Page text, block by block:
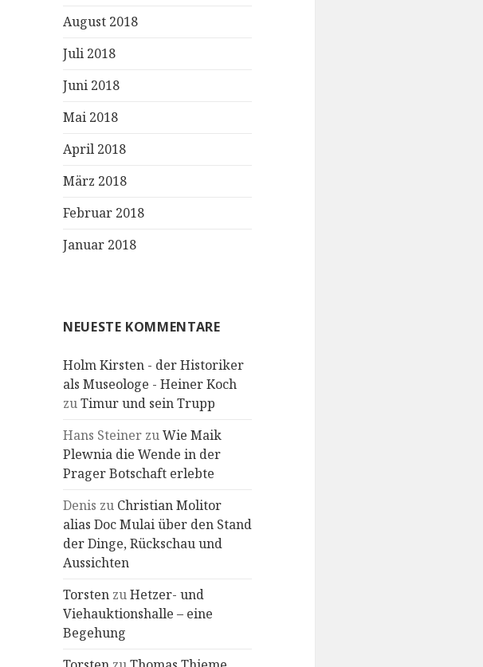
August 2018
Juli 2018
Juni 2018
Mai 2018
April 2018
März 2018
Februar 2018
Januar 2018
NEUESTE KOMMENTARE
Holm Kirsten - der Historiker
als Museologe - Heiner Koch
zuTimur und sein Trupp
Hans Steiner zuWie Maik
Plewnia die Wende in der
Prager Botschaft erlebte
Denis zu Christian Molitor
alias Doc Mulai über den Stand
der Dinge, Rückschau und
Aussichten
Torsten zuHetzer- und
Viehauktionshalle – eine
Begehung